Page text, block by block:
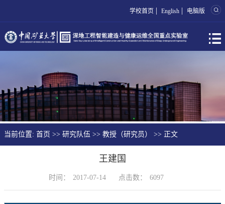
学校首页 | English | 电脑版
当前位置: 首页 >> 研究队伍 >> 教授（研究员） >> 正文
王建国
时间： 2017-07-14 点击数： 6097